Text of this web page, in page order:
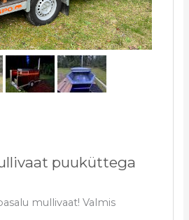
puuküttega
mullivaat! Valmis